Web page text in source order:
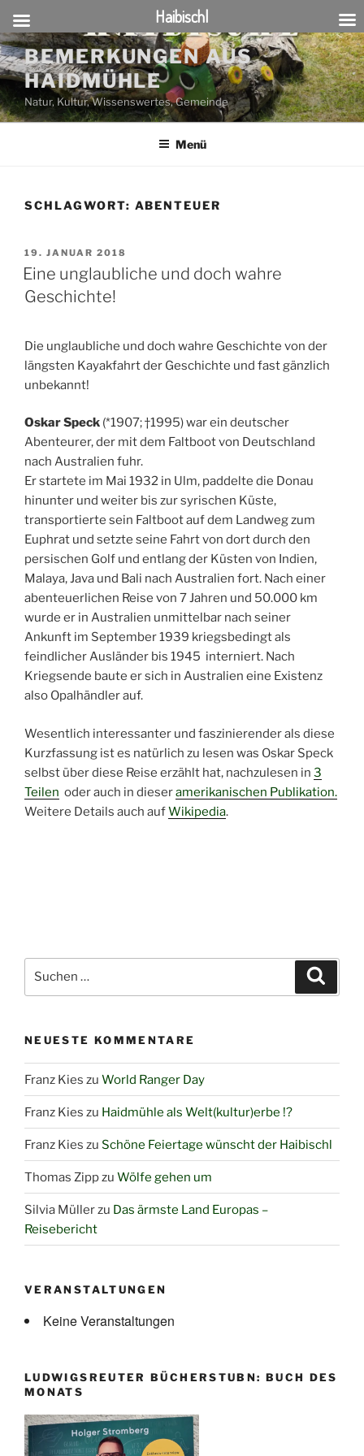
Zum
Inhalt
springen
BEMERKUNGEN AUS
HAIDMÜHLE
Natur, Kultur, Wissenswertes, Gemeinde
Menü
SCHLAGWORT: ABENTEUER
VERÖFFENTLICHT
AM
19. JANUAR 2018
Eine unglaubliche und doch wahre
Geschichte!
Die unglaubliche und doch wahre Geschichte von der
längsten Kayakfahrt der Geschichte und fast gänzlich
unbekannt!
Oskar Speck (*1907; †1995) war ein deutscher
Abenteurer, der mit dem Faltboot von Deutschland
nach Australien fuhr.
Er startete im Mai 1932 in Ulm, paddelte die Donau
hinunter und weiter bis zur syrischen Küste,
transportierte sein Faltboot auf dem Landweg zum
Euphrat und setzte seine Fahrt von dort durch den
persischen Golf und entlang der Küsten von Indien,
Malaya, Java und Bali nach Australien fort. Nach einer
abenteuerlichen Reise von 7 Jahren und 50.000 km
wurde er in Australien unmittelbar nach seiner
Ankunft im September 1939 kriegsbedingt als
feindlicher Ausländer bis 1945 interniert. Nach
Kriegsende baute er sich in Australien eine Existenz
also Opalhändler auf.
Wesentlich interessanter und faszinierender als diese
Kurzfassung ist es natürlich zu lesen was Oskar Speck
selbst über diese Reise erzählt hat, nachzulesen in 3
Teilen oder auch in dieseramerikanischen Publikation.
Weitere Details auch aufWikipedia.
nach:
NEUESTE KOMMENTARE
Franz Kies zu World Ranger Day
Franz Kies zu Haidmühle als Welt(kultur)erbe !?
Franz Kies zu Schöne Feiertage wünscht der Haibischl
Thomas Zippzu Wölfe gehen um
Silvia Müllerzu Das ärmste Land Europas –
Reisebericht
VERANSTALTUNGEN
Keine Veranstaltungen
LUDWIGSREUTER BÜCHERSTUBN: BUCH DES
MONATS
Haibischl